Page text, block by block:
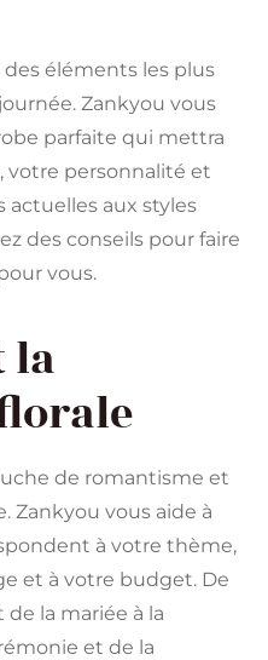
des éléments les plus
Zankyou vous
parfaite qui mettra
votre personnalité et
actuelles aux styles
des conseils pour faire
vous.
la
de romantisme et
Zankyou vous aide à
à votre thème,
et à votre budget. De
la mariée à la
et de la